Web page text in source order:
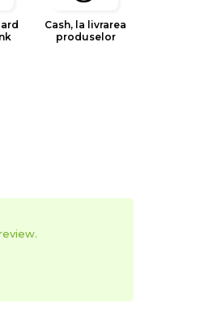
Cash, la livrarea
produselor